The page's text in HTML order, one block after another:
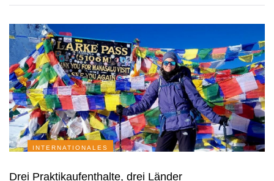
INTERNATIONALES
Drei Praktikaufenthalte, drei Länder